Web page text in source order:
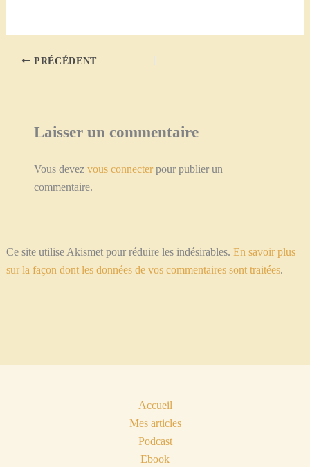
PRÉCÉDENT
Laisser un commentaire
Vous devez vous connecterpour publier un
commentaire.
Ce site utilise Akismet pour réduire les indésirables. En savoir plus
sur la façon dont les données de vos commentaires sont traitées.
Accueil
Mes articles
Podcast
Ebook